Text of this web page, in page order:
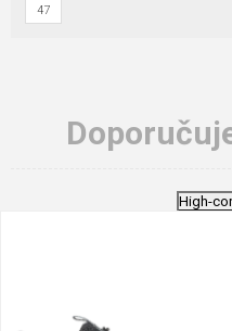
47
High-